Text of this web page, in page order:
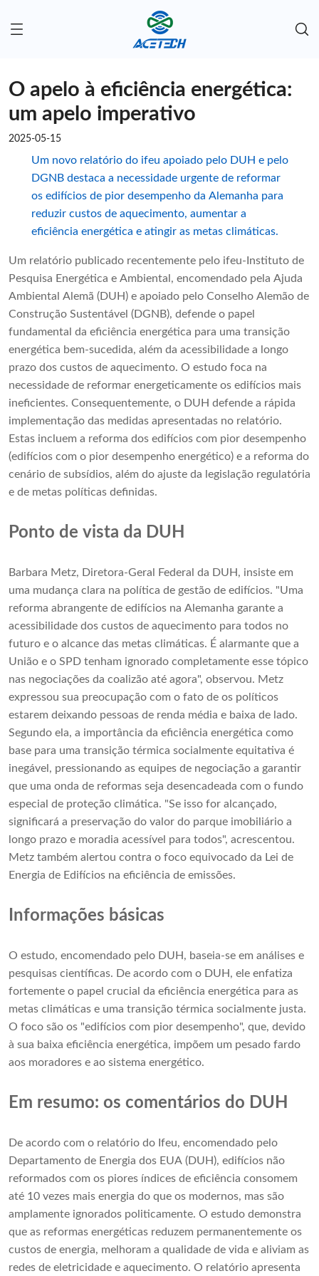
O apelo à eficiência energética:
um apelo imperativo
2025-05-15
Um novo relatório do ifeu apoiado pelo DUH e pelo
DGNB destaca a necessidade urgente de reformar
os edifícios de pior desempenho da Alemanha para
reduzir custos de aquecimento, aumentar a
eficiência energética e atingir as metas climáticas.
Um relatório publicado recentemente pelo ifeu-Instituto de
Pesquisa Energética e Ambiental, encomendado pela Ajuda
Ambiental Alemã (DUH) e apoiado pelo Conselho Alemão de
Construção Sustentável (DGNB), defende o papel
fundamental da eficiência energética para uma transição
energética bem-sucedida, além da acessibilidade a longo
prazo dos custos de aquecimento. O estudo foca na
necessidade de reformar energeticamente os edifícios mais
ineficientes. Consequentemente, o DUH defende a rápida
implementação das medidas apresentadas no relatório.
Estas incluem a reforma dos edifícios com pior desempenho
(edifícios com o pior desempenho energético) e a reforma do
cenário de subsídios, além do ajuste da legislação regulatória
e de metas políticas definidas.
Ponto de vista da DUH
Barbara Metz, Diretora-Geral Federal da DUH, insiste em
uma mudança clara na política de gestão de edifícios. "Uma
reforma abrangente de edifícios na Alemanha garante a
acessibilidade dos custos de aquecimento para todos no
futuro e o alcance das metas climáticas. É alarmante que a
União e o SPD tenham ignorado completamente esse tópico
nas negociações da coalizão até agora", observou. Metz
expressou sua preocupação com o fato de os políticos
estarem deixando pessoas de renda média e baixa de lado.
Segundo ela, a importância da eficiência energética como
base para uma transição térmica socialmente equitativa é
inegável, pressionando as equipes de negociação a garantir
que uma onda de reformas seja desencadeada com o fundo
especial de proteção climática. "Se isso for alcançado,
significará a preservação do valor do parque imobiliário a
longo prazo e moradia acessível para todos", acrescentou.
Metz também alertou contra o foco equivocado da Lei de
Energia de Edifícios na eficiência de emissões.
Informações básicas
O estudo, encomendado pelo DUH, baseia-se em análises e
pesquisas científicas. De acordo com o DUH, ele enfatiza
fortemente o papel crucial da eficiência energética para as
metas climáticas e uma transição térmica socialmente justa.
O foco são os "edifícios com pior desempenho", que, devido
à sua baixa eficiência energética, impõem um pesado fardo
aos moradores e ao sistema energético.
Em resumo: os comentários do DUH
De acordo com o relatório do Ifeu, encomendado pelo
Departamento de Energia dos EUA (DUH), edifícios não
reformados com os piores índices de eficiência consomem
até 10 vezes mais energia do que os modernos, mas são
amplamente ignorados politicamente. O estudo demonstra
que as reformas energéticas reduzem permanentemente os
custos de energia, melhoram a qualidade de vida e aliviam as
redes de eletricidade e aquecimento. O relatório apresenta